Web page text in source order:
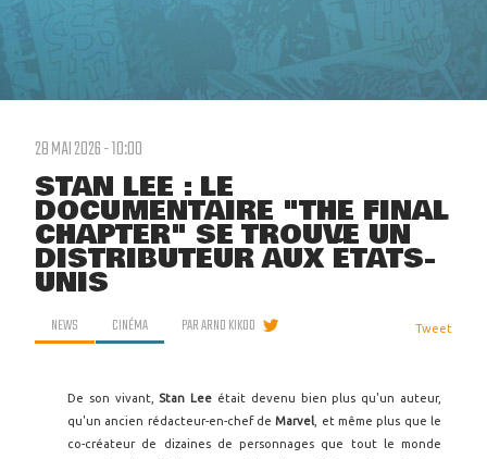
28 MAI 2026 - 10:00
STAN LEE : LE
DOCUMENTAIRE "THE FINAL
CHAPTER" SE TROUVE UN
DISTRIBUTEUR AUX ÉTATS-
UNIS
NEWS CINÉMA PARARNO KIKOO Tweet
De son vivant, Stan Lee était devenu bien plus qu'un auteur,
qu'un ancien rédacteur-en-chef deMarvel , et même plus que le
co-créateur de dizaines de personnages que tout le monde